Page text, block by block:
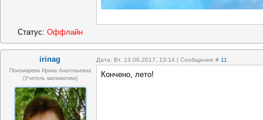
Статус: Оффлайн
irinag Дата: Вт, 13.06.2017, 13:14 | Сообщение # 11
Пономарева Ирина Анатольевна
(учитель математики)
Кончено, лето!